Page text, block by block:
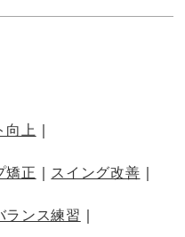
向上
矯正 スイング改善
ランス練習